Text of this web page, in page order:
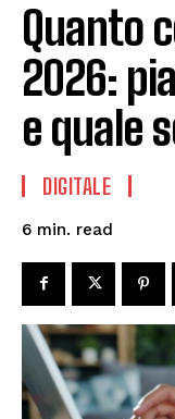
Quanto
2026:
e quale
DIGITALE
6 min. read